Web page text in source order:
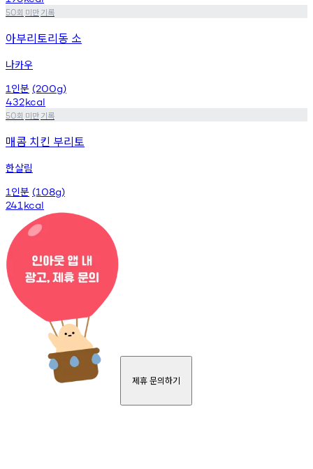
50회 미만기록
아부리토리동 소
나카우
1 인분 (200g)
432kcal
50회 미만기록
매콤 치킨 부리토
한살림
1 인분 (108g)
241 kcal
제휴 문의하기